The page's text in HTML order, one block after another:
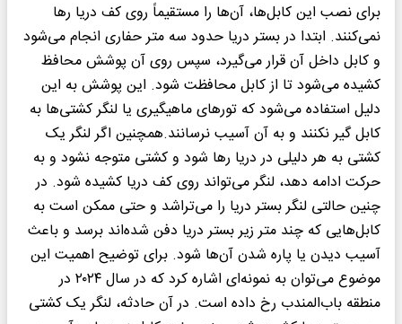
برای نصب این کابل‌ها، آن‌ها را مستقیماً روی کف دریا رها
نمی‌کنند. ابتدا در بستر دریا حدود سه متر حفاری انجام می‌شود
و کابل داخل آن قرار می‌گیرد، سپس روی آن پوشش محافظ
کشیده می‌شود تا از کابل محافظت شود. این پوشش به این
دلیل استفاده می‌شود که تورهای ماهیگیری یا لنگر کشتی‌ها به
کابل گیر نکنند و به آن آسیب نرسانند.همچنین اگر لنگر یک
کشتی به هر دلیلی در دریا رها شود و کشتی متوجه نشود و به
حرکت ادامه دهد، لنگر می‌تواند روی کف دریا کشیده شود. در
چنین حالتی لنگر بستر دریا را می‌تراشد و حتی ممکن است به
کابل‌هایی که چند متر زیر بستر دریا دفن شده‌اند برسد و باعث
آسیب دیدن یا پاره شدن آن‌ها شود. برای توضیح اهمیت این
موضوع می‌توان به نمونه‌ای اشاره کرد که در سال ۲۰۲۴ در
منطقه باب‌المندب رخ داده است. در آن حادثه، لنگر یک کشتی